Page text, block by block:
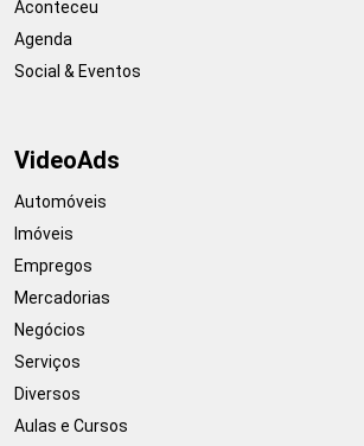
Aconteceu
Agenda
Social & Eventos
VideoAds
Automóveis
Imóveis
Empregos
Mercadorias
Negócios
Serviços
Diversos
Aulas e Cursos